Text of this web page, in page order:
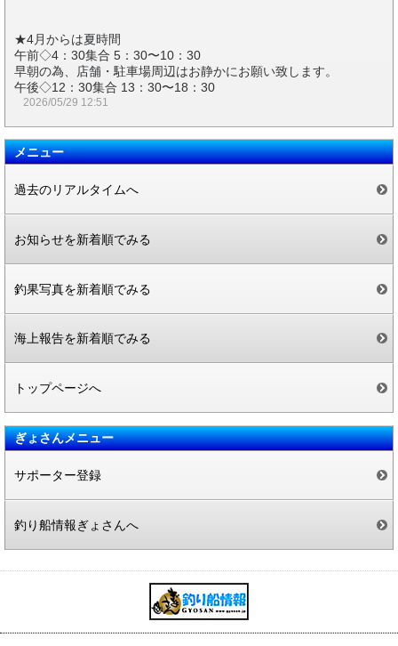
★4月からは夏時間
午前◇4：30集合 5：30〜10：30
早朝の為、店舗・駐車場周辺はお静かにお願い致します。
午後◇12：30集合 13：30〜18：30
2026/05/29 12:51
メニュー
過去のリアルタイムへ
お知らせを新着順でみる
釣果写真を新着順でみる
海上報告を新着順でみる
トップページへ
ぎょさんメニュー
サポーター登録
釣り船情報ぎょさんへ